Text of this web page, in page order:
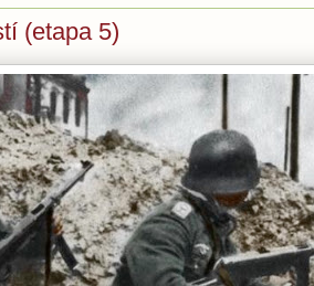
(etapa 5)